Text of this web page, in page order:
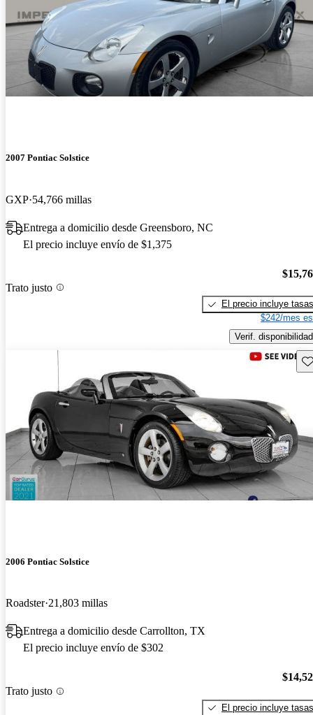
2007 Pontiac Solstice
GXP 54,766 millas
Entrega a domicilio desde Greensboro, NC
El precio incluye envío de $1,375
Trato justo
El precio incluye tasas
$242/mes
Verif. disponibilidad
2006 Pontiac Solstice
Roadster 21,803 millas
Entrega a domicilio desde Carrollton, TX
El precio incluye envío de $302
Trato justo
El precio incluye tasas